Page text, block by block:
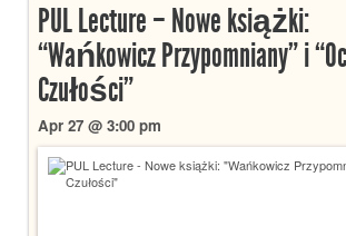
PUL Lecture – Nowe książki:
“Wańkowicz Przypomniany” i
Czułości”
Apr 27 @ 3:00 pm